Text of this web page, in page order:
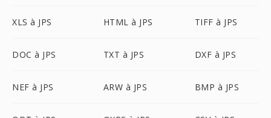
XLS à JPS HTML à JPS TIFF à JPS
DOC à JPS TXT à JPS DXF à JPS
NEF à JPS ARW à JPS BMP à JPS